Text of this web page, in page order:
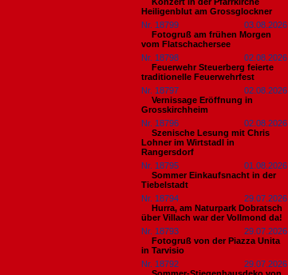
Heiligenblut am Grossglockner
Nr. 18799
03.08.2026
Fotogruß am frühen Morgen
vom Flatschachersee
Nr. 18798
02.08.2026
Feuerwehr Steuerberg feierte
traditionelle Feuerwehrfest
Nr. 18797
02.08.2026
Vernissage Eröffnung in
Grosskirchheim
Nr. 18796
02.08.2026
Szenische Lesung mit Chris
Lohner im Wirtstadl in
Rangersdorf
Nr. 18795
01.08.2026
Sommer Einkaufsnacht in der
Tiebelstadt
Nr. 18794
29.07.2026
Hurra, am Naturpark Dobratsch
über Villach war der Vollmond da!
Nr. 18793
29.07.2026
Fotogruß von der Piazza Unita
in Tarvisio
Nr. 18792
29.07.2026